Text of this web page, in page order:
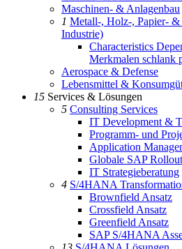
Maschinen- & Anlagenbau
1 Metall-, Holz-, Papier-
Industrie)
Characteristics
Merkmalen schlank
Aerospace & Defense
Lebensmittel &
15 Services & Lösungen
5 Consulting Services
IT Development &
Programm- und
Application
Globale SAP
IT Strategieberatung
4 S/4HANA
Brownfield Ansatz
Crossfield Ansatz
Greenfield Ansatz
SAP S/4HANA